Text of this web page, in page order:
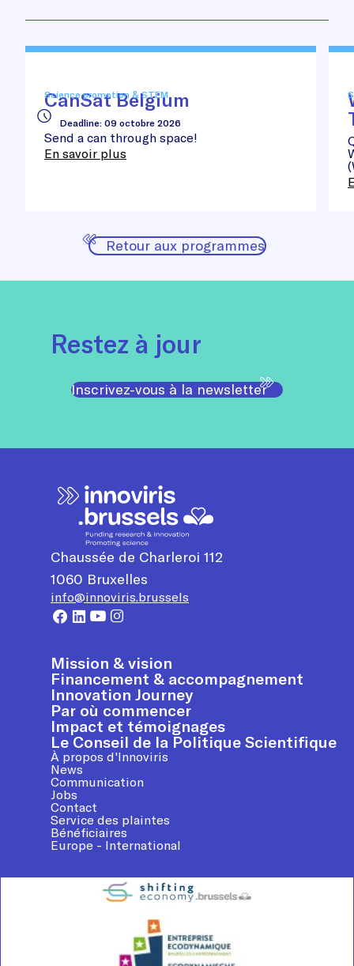
Science promotion & STEM
CanSat Belgium
Deadline: 09 octobre 2026
Send a can through space!
En savoir plus
and
Retour aux programmes
Restez à jour
Inscrivez-vous à la newsletter
Chaussée de Charleroi 112
1060 Bruxelles
info@innoviris.brussels
Mission & vision
Financement & accompagnement
Innovation Journey
Par où commencer
Impact et témoignages
Le Conseil de la Politique Scientifique
À propos d'Innoviris
News
Communication
Jobs
Contact
Service des plaintes
Bénéficiaires
Europe - International